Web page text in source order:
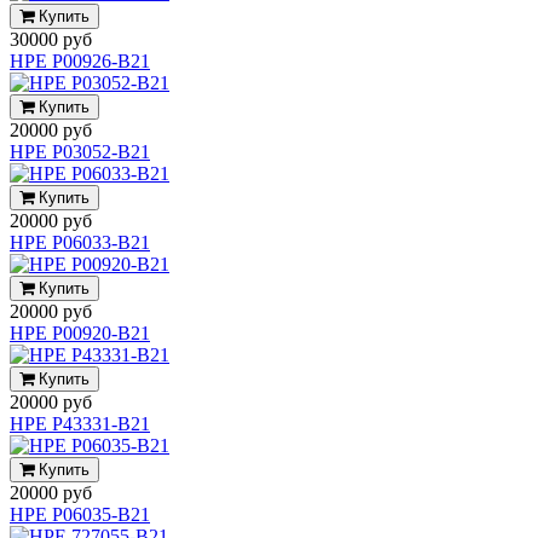
Купить
30000 руб
HPE P00926-B21
Купить
20000 руб
HPE P03052-B21
Купить
20000 руб
HPE P06033-B21
Купить
20000 руб
HPE P00920-B21
Купить
20000 руб
HPE P43331-B21
Купить
20000 руб
HPE P06035-B21